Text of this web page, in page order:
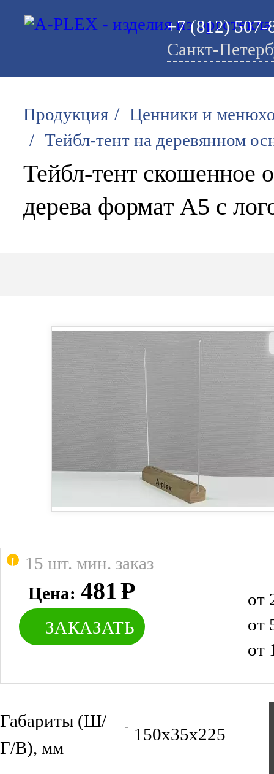
+7 (812) 507-
Санкт-
Продукция / Ценники и
/ Тейбл-тент на деревянном
Тейбл-тент скошенное
дерева формат А5 с
Цена: 481Р
ЗАКАЗАТЬ
от
от
от
15 шт. мин. заказ
Габариты (Ш/
Г/В), мм
150х35х225